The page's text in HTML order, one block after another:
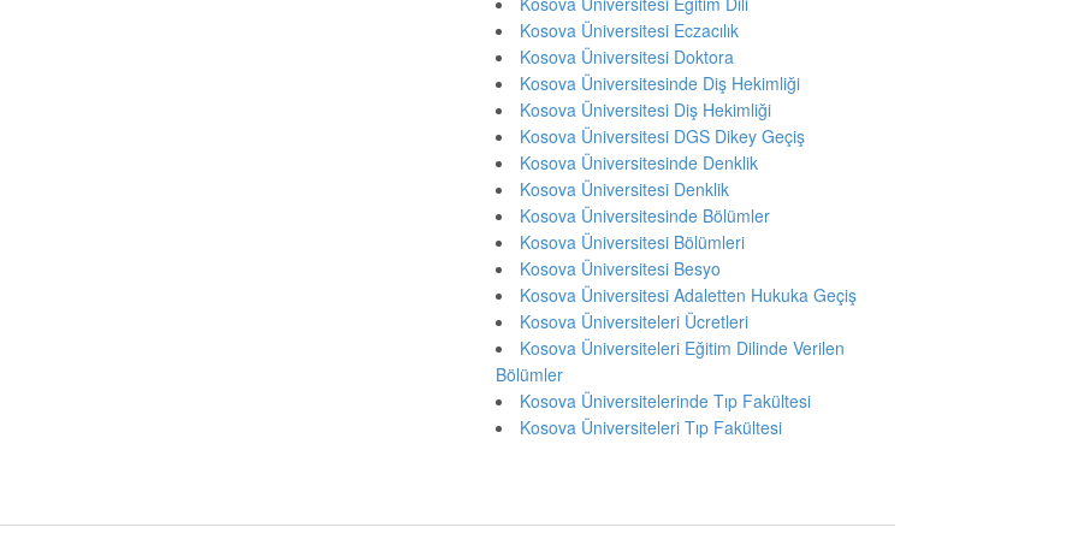
Kosova Üniversitesi Eczacılık
Kosova Üniversitesi Doktora
Kosova Üniversitesinde Diş Hekimliği
Kosova Üniversitesi Diş Hekimliği
Kosova Üniversitesi DGS Dikey Geçiş
Kosova Üniversitesinde Denklik
Kosova Üniversitesi Denklik
Kosova Üniversitesinde Bölümler
Kosova Üniversitesi Bölümleri
Kosova Üniversitesi Besyo
Kosova Üniversitesi Adaletten Hukuka Geçiş
Kosova Üniversiteleri Ücretleri
Kosova Üniversiteleri Eğitim Dilinde Verilen
Bölümler
Kosova Üniversitelerinde Tıp Fakültesi
Kosova Üniversiteleri Tıp Fakültesi